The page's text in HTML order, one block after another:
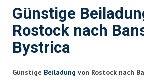
Günstige
Rostock nach
Bystrica
Günstige Beiladung von Rostock nach